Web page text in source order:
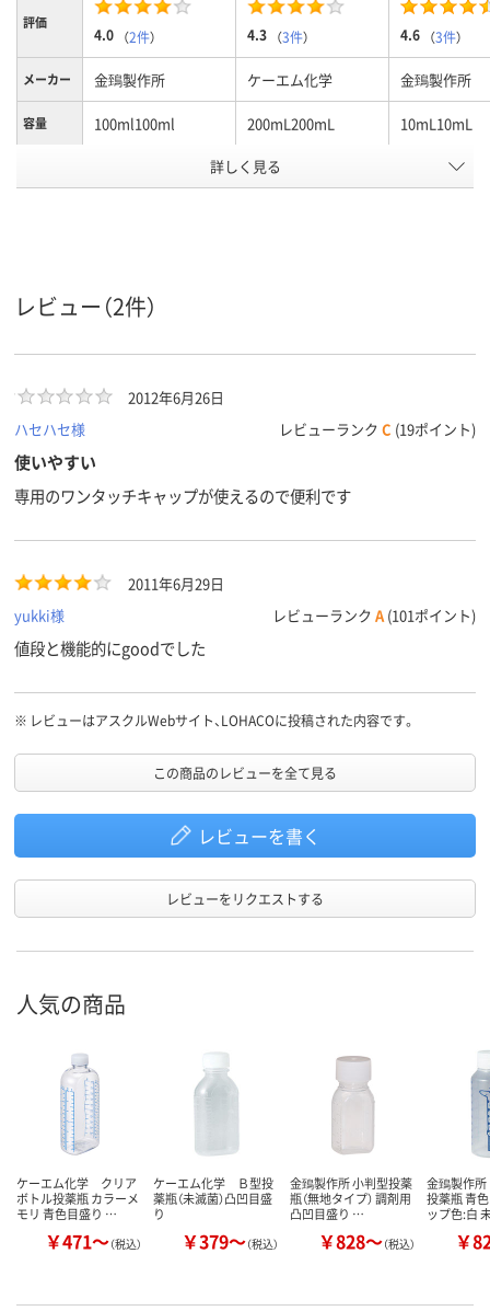
評価
4.0 （2件） 4.3 （3件） 4.6 （3件）
メーカー 金鵄製作所 ケーエム化学 金鵄製作所
容量 100ml100ml 200mL200mL 10mL10mL
未滅菌未滅菌
カラーグ
ホワイト系
アスクル
商品環境
スコア
詳しく見る
レビュー（2件）
2012年6月26日
ハセハセ様
レビューランク C (19ポイント)
使いやすい
専用のワンタッチキャップが使えるので便利です
2011年6月29日
yukki様
レビューランク A (101ポイント)
値段と機能的にgoodでした
※ レビューはアスクルWebサイト、LOHACOに投稿された内容です。
この商品のレビューを全て見る
レビューを書く
レビューをリクエストする
人気の商品
ケーエム化学 クリア
ボトル投薬瓶 カラーメ
モリ 青色目盛り …
￥471～（税込）
ケーエム化学 Ｂ型投
薬瓶（未滅菌）凸凹目盛
り
￥379～（税込）
金鵄製作所 小判型投薬
瓶（無地タイプ） 調剤用
凸凹目盛り …
￥828～（税込）
金鵄製作
投薬瓶 青
ップ色:白
￥